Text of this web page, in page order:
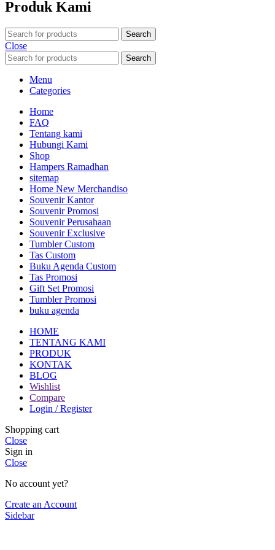
Produk Kami
Search
Close
Search
Menu
Categories
Home
FAQ
Tentang kami
Hubungi Kami
Shop
Hampers Ramadhan
sitemap
Home New Merchandiso
Souvenir Kantor
Souvenir Promosi
Souvenir Perusahaan
Souvenir Exclusive
Tumbler Custom
Tas Custom
Buku Agenda Custom
Tas Promosi
Gift Set Promosi
Tumbler Promosi
buku agenda
HOME
TENTANG KAMI
PRODUK
KONTAK
BLOG
Wishlist
Compare
Login / Register
Shopping cart
Close
Sign in
Close
No account yet?
Create an Account
Sidebar